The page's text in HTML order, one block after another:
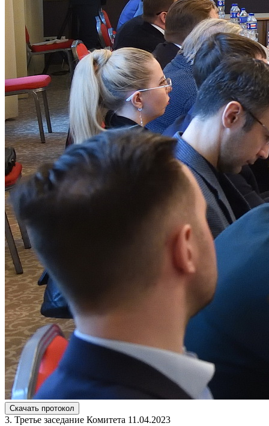
Скачать протокол
3. Третье заседание Комитета 11.04.2023